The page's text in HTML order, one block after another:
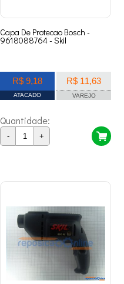
Capa De Protecao Bosch -
9618088764 - Skil
R$ 9,18
ATACADO
R$ 11,63
VAREJO
Quantidade:
- +